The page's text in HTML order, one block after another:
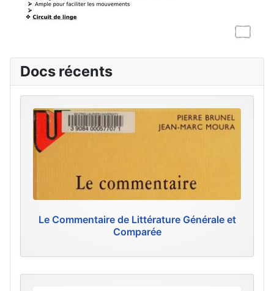
Docs récents
Le Commentaire de Littérature Générale et
Comparée